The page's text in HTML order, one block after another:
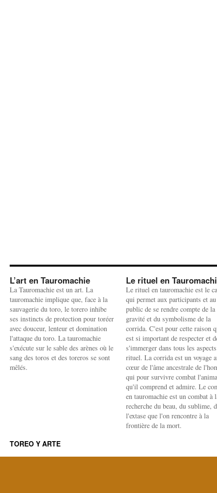
L’art en Tauromachie
La Tauromachie est un art. La
tauromachie implique que, face à la
sauvagerie du toro, le torero inhibe
ses instincts de protection pour toréer
avec douceur, lenteur et domination
l'attaque du toro. La tauromachie
s'exécute sur le sable des arènes où le
sang des toros et des toreros se sont
mêlés.
Le rituel en
Le rituel en tauromachie est le
qui permet aux participants et au
public de se rendre compte de la
gravité et du symbolisme de la
corrida. C'est pour cette raison
est si important de respecter et
s'immerger dans tous les
rituel. La corrida est un voyage
cœur de l'âme ancestrale de
qui pour survivre combat
qu'il comprend et admire. Le
en tauromachie est un combat à
recherche du beau, du sublime,
l'extase que l'on rencontre à la
frontière de la mort.
TOREO Y ARTE